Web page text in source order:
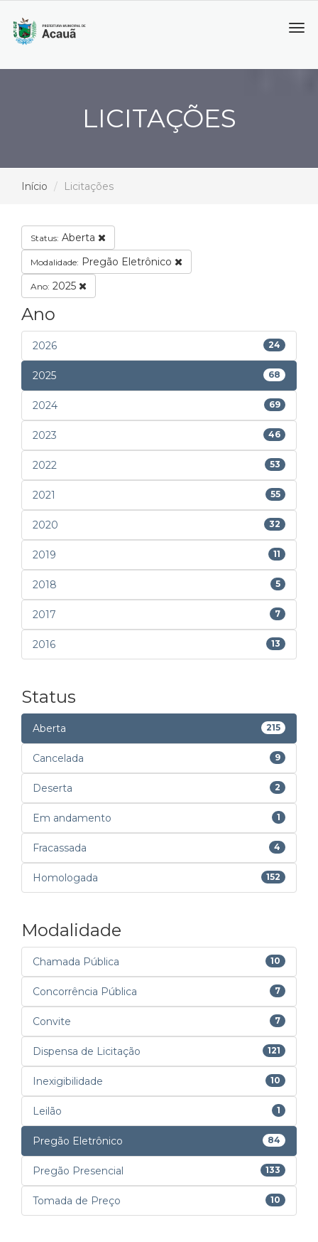
LICITAÇÕES
Início Licitações
Status: Aberta
Modalidade: Pregão Eletrônico
Ano: 2025
Ano
2026 24
2025 68
2024 69
2023 46
2022 53
2021 55
2020 32
2019 11
2018 5
2017 7
2016 13
Status
Aberta 215
Cancelada 9
Deserta 2
Em andamento 1
Fracassada 4
Homologada 152
Modalidade
Chamada Pública 10
Concorrência Pública 7
Convite 7
Dispensa de Licitação 121
Inexigibilidade 10
Leilão 1
Pregão Eletrônico 84
Pregão Presencial 133
Tomada de Preço 10